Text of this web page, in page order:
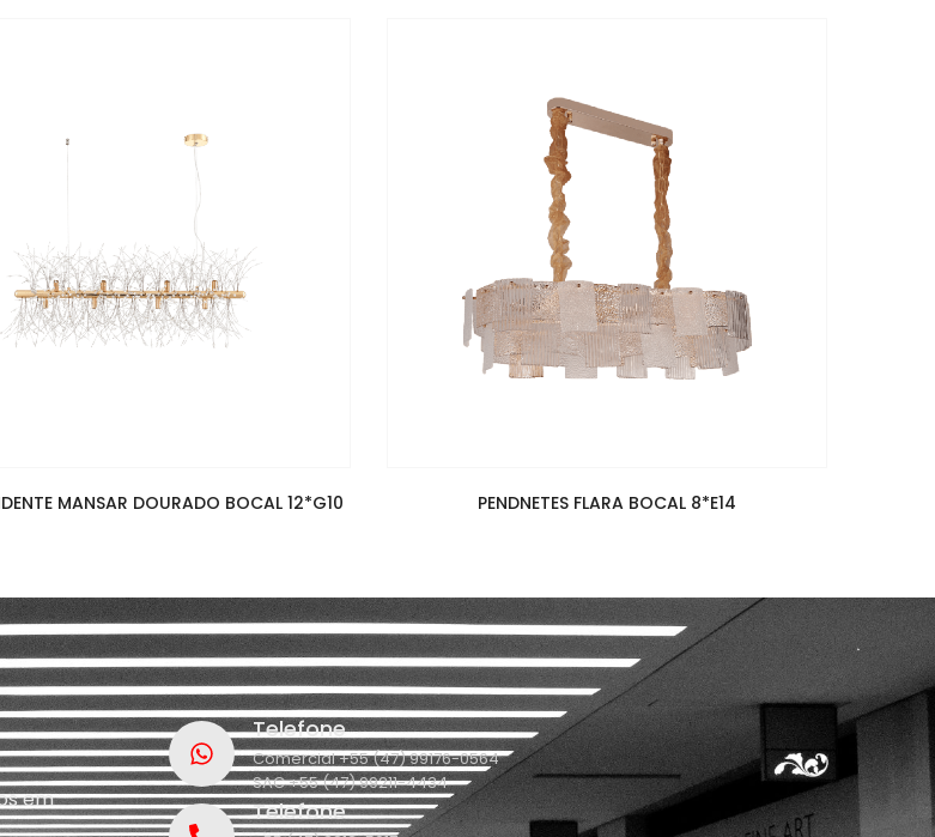
MANSAR DOURADO BOCAL 12*G10 PENDNETES FLARA BOCAL 8*E14
em
Telefone
Comercial +55 (47) 99176-0564
SAC +55 (47) 99211-4434
Telefone